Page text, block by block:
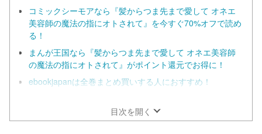
コミックシーモアなら『髪からつま先まで愛して オネエ
美容師の魔法の指にオトされて』を今すぐ70%オフで読め
る！
まんが王国なら『髪からつま先まで愛して オネエ美容師
の魔法の指にオトされて』がポイント還元でお得に！
ebookjapanは全巻まとめ買いする人におすすめ！
にオトされて』のアプリでの配信状況
目次を開く